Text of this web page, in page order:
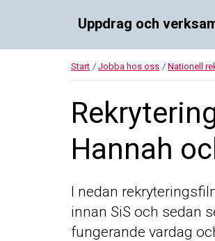
Uppdrag och
Start / Jobba hos oss / Nationell
Hannah
I nedan
innan SiS och sedan
fungerande vardag